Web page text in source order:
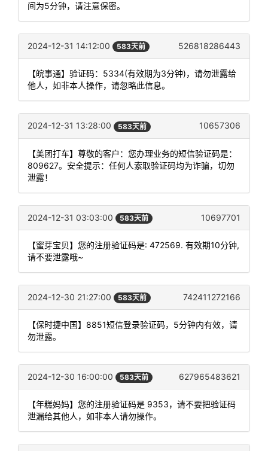
间为5分钟，请注意保密。
2024-12-31 14:12:00 583天前 526818286443
【皖事通】验证码：5334(有效期为3分钟)，请勿泄露给
他人，如非本人操作，请忽略此信息。
2024-12-31 13:28:00 583天前 10657306
【美团打车】尊敬的客户：您办理业务的短信验证码是：
809627。安全提示：任何人索取验证码均为诈骗，切勿
泄露！
2024-12-31 03:03:00 583天前 10697701
【蜜芽宝贝】您的注册验证码是: 472569. 有效期10分钟,
请不要泄露哦~
2024-12-30 21:27:00 583天前 742411272166
【保时捷中国】8851短信登录验证码，5分钟内有效，请
勿泄露。
2024-12-30 16:00:00 583天前 627965483621
【年糕妈妈】您的注册验证码是 9353，请不要把验证码
泄漏给其他人，如非本人请勿操作。